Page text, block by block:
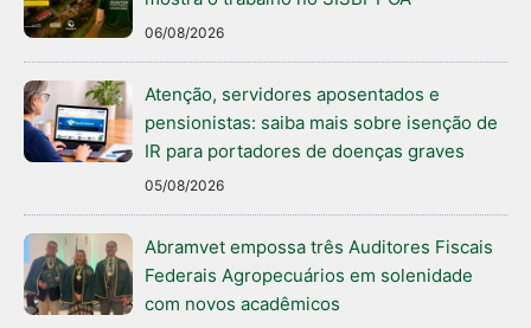
06/08/2026
Atenção, servidores aposentados e
pensionistas: saiba mais sobre isenção de
IR para portadores de doenças graves
05/08/2026
Abramvet empossa três Auditores Fiscais
Federais Agropecuários em solenidade
com novos acadêmicos